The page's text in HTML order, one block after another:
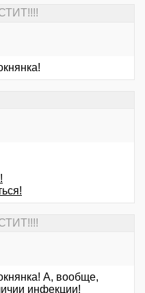
А, вообще,
инфекции!